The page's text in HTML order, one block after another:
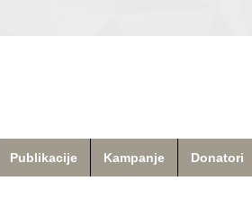
Publikacije Kampanje Donatori